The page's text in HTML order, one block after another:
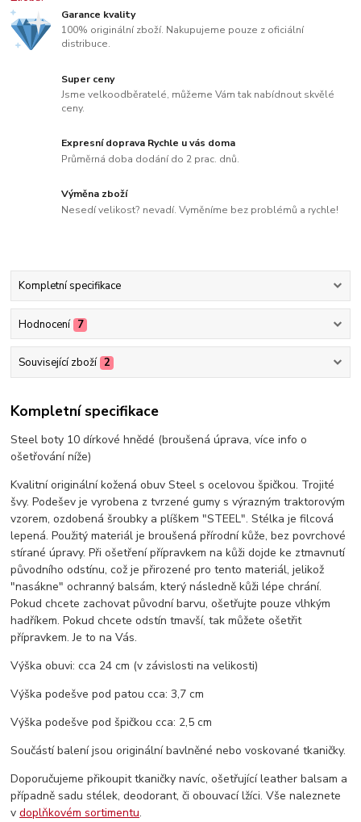
Garance kvality
100% originální zboží. Nakupujeme pouze z oficiální
distribuce.
Super ceny
Jsme velkoodběratelé, můžeme Vám tak nabídnout skvělé
ceny.
Expresní doprava Rychle u vás doma
Průměrná doba dodání do 2 prac. dnů.
Výměna zboží
Nesedí velikost? nevadí. Vyměníme bez problémů a rychle!
Kompletní specifikace
Hodnocení 7
Související zboží 2
Kompletní specifikace
Steel boty 10 dírkové hnědé (broušená úprava, více info o
ošetřování níže)
Kvalitní originální kožená obuv Steel s ocelovou špičkou. Trojité
švy. Podešev je vyrobena z tvrzené gumy s výrazným traktorovým
vzorem, ozdobená šroubky a plíškem "STEEL". Stélka je filcová
lepená. Použitý materiál je broušená přírodní kůže, bez povrchové
stírané úpravy. Při ošetření přípravkem na kůži dojde ke ztmavnutí
původního odstínu, což je přirozené pro tento materiál, jelikož
"nasákne" ochranný balsám, který následně kůži lépe chrání.
Pokud chcete zachovat původní barvu, ošetřujte pouze vlhkým
hadříkem. Pokud chcete odstín tmavší, tak můžete ošetřit
přípravkem. Je to na Vás.
Výška obuvi: cca 24 cm (v závislosti na velikosti)
Výška podešve pod patou cca: 3,7 cm
Výška podešve pod špičkou cca: 2,5 cm
Součástí balení jsou originální bavlněné nebo voskované tkaničky.
Doporučujeme přikoupit tkaničky navíc, ošetřující leather balsam a
případně sadu stélek, deodorant, či obouvací lžíci. Vše naleznete
vdoplňkovém sortimentu.